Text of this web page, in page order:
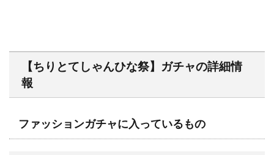
【ちりとてしゃんひな祭】ガチャの詳細情
報
ファッションガチャに入っているもの